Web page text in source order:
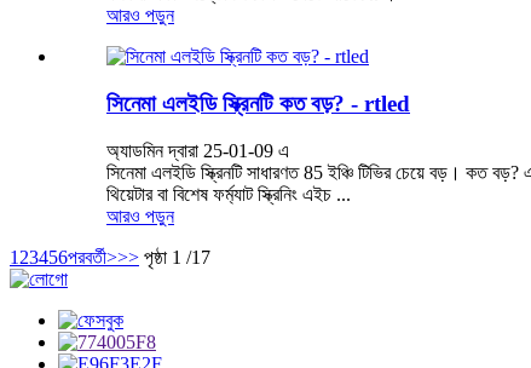
আরও পড়ুন
সিনেমা এলইডি স্ক্রিনটি কত বড়? - rtled
অ্যাডমিন দ্বারা 25-01-09 এ
সিনেমা এলইডি স্ক্রিনটি সাধারণত 85 ইঞ্চি টিভির চেয়ে বড়। কত বড়?
থিয়েটার বা বিশেষ ফর্ম্যাট স্ক্রিনিং এইচ ...
আরও পড়ুন
1 23456পরবর্তী>>> পৃষ্ঠা 1 /17